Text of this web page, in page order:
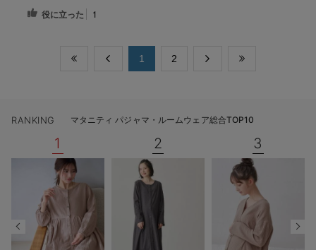
役に立った 1
​1 ​2
RANKING マタニティ パジャマ・ルームウェア総合TOP10
1 2 3